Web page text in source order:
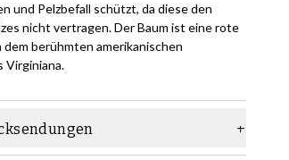
und Pelzbefall schützt, da diese den
nicht vertragen. Der Baum ist eine rote
berühmten amerikanischen
Virginiana.